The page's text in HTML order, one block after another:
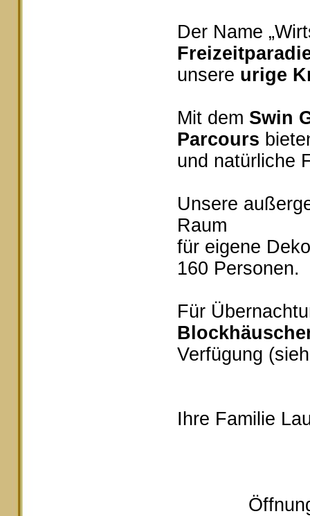
Der Name
unsere urige
Mit dem Swin
Parcours
und natürliche
Unsere
Raum
für eigene
160 Personen.
Für
Verfügung
Ihre Familie